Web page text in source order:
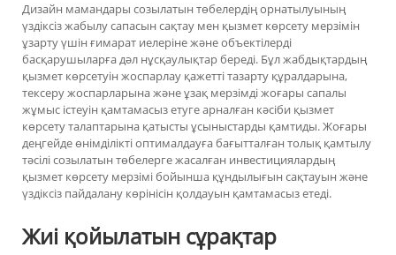
Дизайн мамандары созылатын төбелердің орнатылуының
үздіксіз жабылу сапасын сақтау мен қызмет көрсету мерзімін
ұзарту үшін ғимарат иелеріне және объектілерді
басқарушыларға дәл нұсқаулықтар береді. Бұл жабдықтардың
қызмет көрсетуін жоспарлау қажетті тазарту құралдарына,
тексеру жоспарларына және ұзақ мерзімді жоғары сапалы
жұмыс істеуін қамтамасыз етуге арналған кәсіби қызмет
көрсету талаптарына қатысты ұсыныстарды қамтиды. Жоғары
деңгейде өнімділікті оптималдауға бағытталған толық қамтылу
тәсілі созылатын төбелерге жасалған инвестициялардың
қызмет көрсету мерзімі бойынша құндылығын сақтауын және
үздіксіз пайдалану көрінісін қолдауын қамтамасыз етеді.
Жиі қойылатын сұрақтар